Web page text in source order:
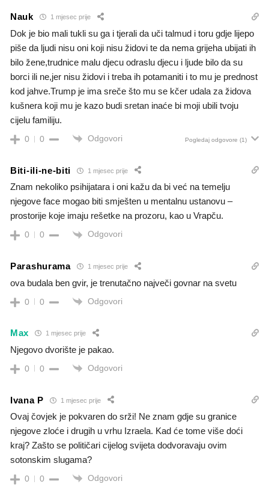
Nauk 1 mjesec prije
Dok je bio mali tukli su ga i tjerali da uči talmud i toru gdje lijepo
piše da ljudi nisu oni koji nisu židovi te da nema grijeha ubijati ih
bilo žene,trudnice malu djecu odraslu djecu i ljude bilo da su
borci ili ne,jer nisu židovi i treba ih potamaniti i to mu je prednost
kod jahve.Trump je ima sreče što mu se kčer udala za židova
kušnera koji mu je kazo budi sretan inaće bi moji ubili tvoju
cijelu familiju.
0 0 Odgovori Pogledaj odgovore (1)
Biti-ili-ne-biti 1 mjesec prije
Znam nekoliko psihijatara i oni kažu da bi već na temelju
njegove face mogao biti smješten u mentalnu ustanovu –
prostorije koje imaju rešetke na prozoru, kao u Vrapču.
0 0 Odgovori
Parashurama 1 mjesec prije
ova budala ben gvir, je trenutačno največi govnar na svetu
0 0 Odgovori
Max 1 mjesec prije
Njegovo dvorište je pakao.
0 0 Odgovori
Ivana P 1 mjesec prije
Ovaj čovjek je pokvaren do srži! Ne znam gdje su granice
njegove zloće i drugih u vrhu Izraela. Kad će tome više doći
kraj? Zašto se političari cijelog svijeta dodvoravaju ovim
sotonskim slugama?
0 0 Odgovori